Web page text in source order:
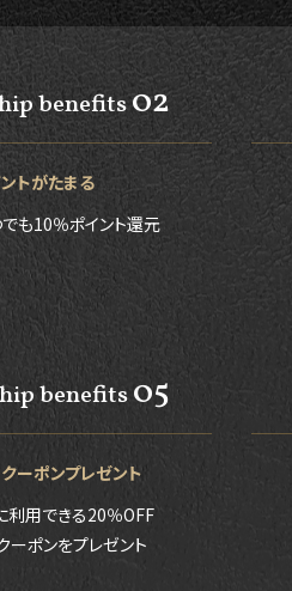
benefits02
トがたまる
も10％ポイント還元
benefits05
ーポンプレゼント
利用できる20％OFF
ーポンをプレゼント